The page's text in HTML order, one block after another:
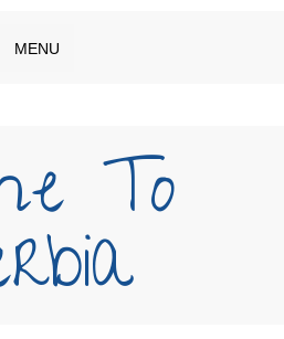
MENU
To